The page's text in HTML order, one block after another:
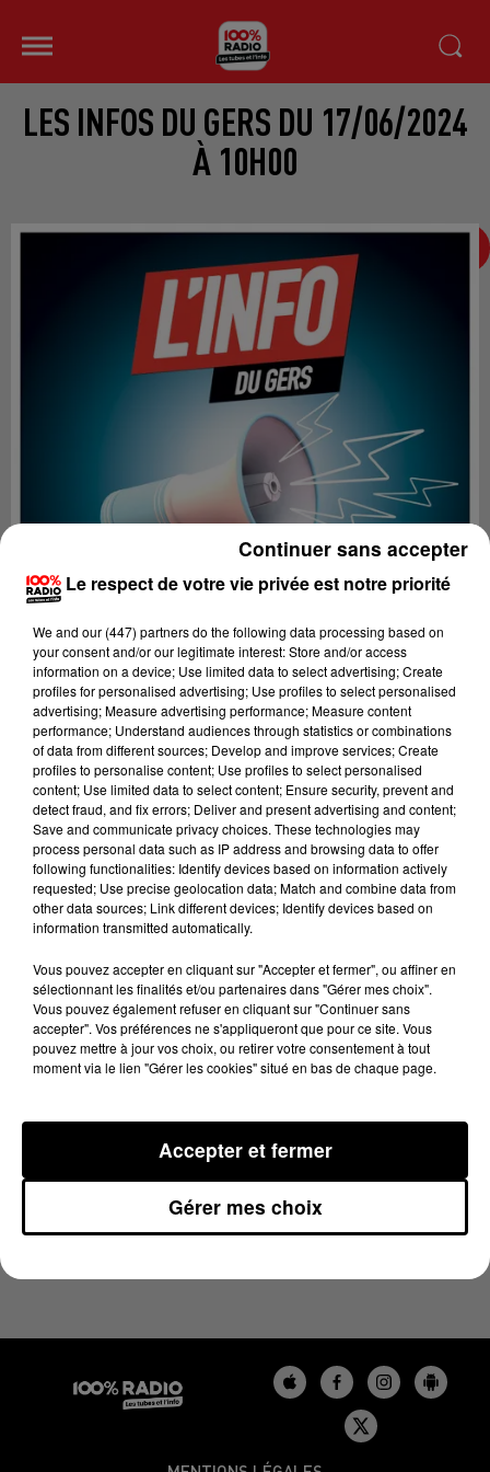
LES INFOS DU GERS DU 17/06/2024
À 10H00
Lecture (2 min 22 sec)
100%
17 juin 2024 - 2 min 22 sec
LES INFOS DU GERS DU 17/06/2024 À 10H00
Le respect de votre vie privée est notre priorité
We and our (447) partnersdo the following data processing based on
your consent and/or our legitimate interest: Store and/or access
information on a device; Use limited data to select advertising; Create
profiles for personalised advertising; Use profiles to select personalised
advertising; Measure advertising performance; Measure content
performance; Understand audiences through statistics or combinations
of data from different sources; Develop and improve services; Create
profiles to personalise content; Use profiles to select personalised
content; Use limited data to select content; Ensure security, prevent and
detect fraud, and fix errors; Deliver and present advertising and content;
Save and communicate privacy choices. These technologies may
process personal data such as IP address and browsing data to offer
following functionalities: Identify devices based on information actively
requested; Use precise geolocation data; Match and combine data from
other data sources; Link different devices; Identify devices based on
information transmitted automatically.
Vous pouvez accepter en cliquant sur "Accepter et fermer", ou affiner en
sélectionnant les finalités et/ou partenaires dans "Gérer mes choix".
Vous pouvez également refuser en cliquant sur "Continuer sans
accepter". Vos préférences ne s'appliqueront que pour ce site. Vous
pouvez mettre à jour vos choix, ou retirer votre consentement à tout
moment via le lien "Gérer les cookies" situé en bas de chaque page.
Gérer mes choix
Accepter et fermer
Continuer sans accepter